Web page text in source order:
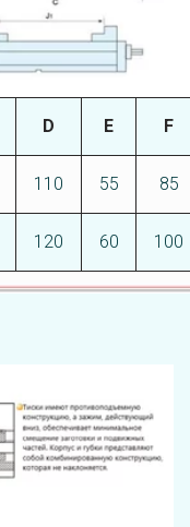
D E F
110 55 85
120 60 100